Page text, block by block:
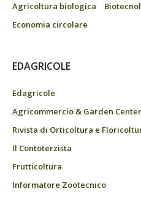
Agricoltura biologica
Economia circolare
EDAGRICOLE
Edagricole
Agricommercio & Garden Center
Rivista di Orticoltura e
Il Contoterzista
Frutticoltura
Informatore Zootecnico